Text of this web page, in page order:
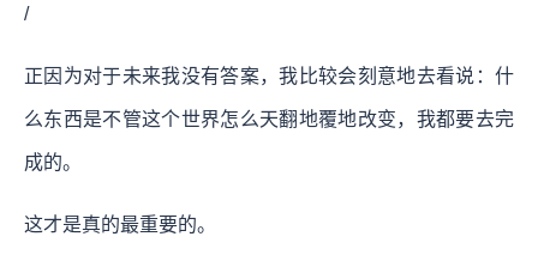
/
正因为对于未来我没有答案，我比较会刻意地去看说：什
么东西是不管这个世界怎么天翻地覆地改变，我都要去完
成的。
这才是真的最重要的。